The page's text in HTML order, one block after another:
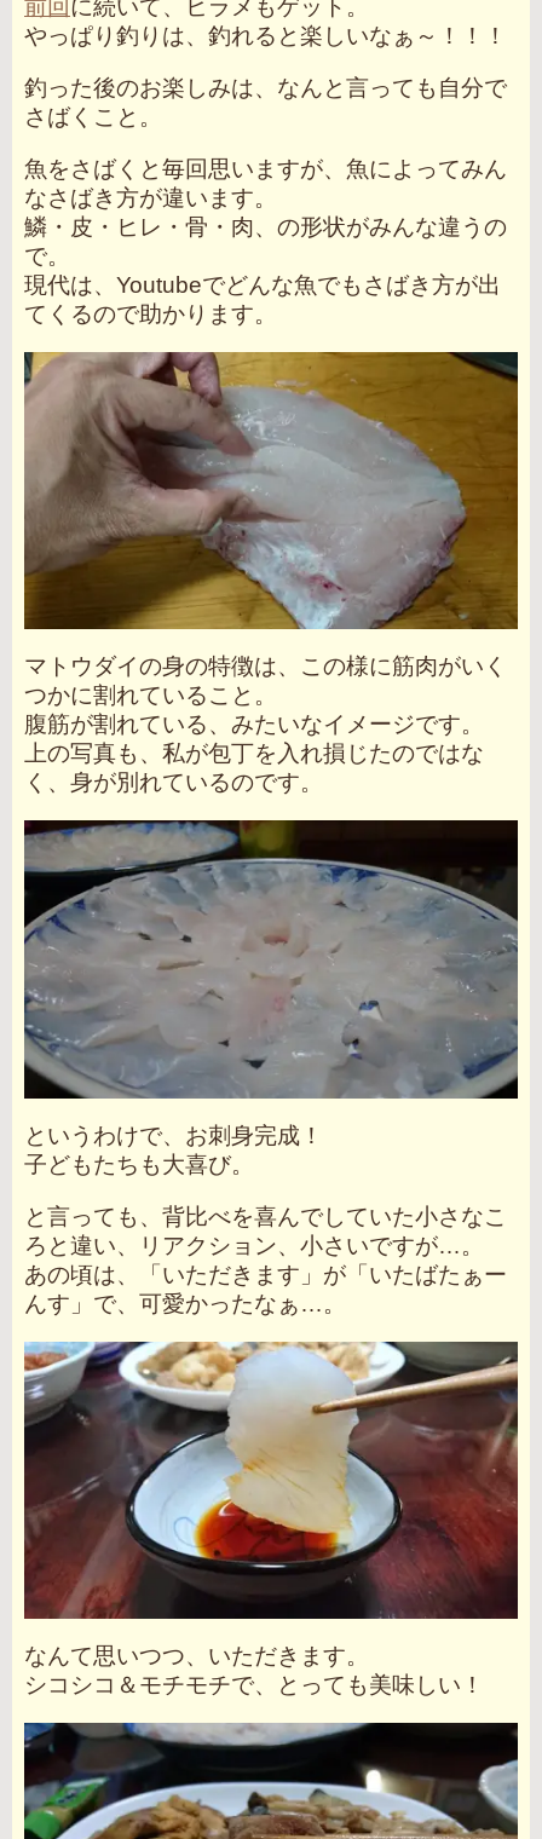
前回 に続いて、ヒラメもゲット。
やっぱり釣りは、釣れると楽しいなぁ～！！！
釣った後のお楽しみは、なんと言っても自分で
さばくこと。
魚をさばくと毎回思いますが、魚によってみん
なさばき方が違います。
鱗・皮・ヒレ・骨・肉、の形状がみんな違うの
で。
現代は、Youtubeでどんな魚でもさばき方が出
てくるので助かります。
マトウダイの身の特徴は、この様に筋肉がいく
つかに割れていること。
腹筋が割れている、みたいなイメージです。
上の写真も、私が包丁を入れ損じたのではな
く、身が別れているのです。
というわけで、お刺身完成！
子どもたちも大喜び。
と言っても、背比べを喜んでしていた小さなこ
ろと違い、リアクション、小さいですが…。
あの頃は、「いただきます」が「いたばたぁー
んす」で、可愛かったなぁ…。
なんて思いつつ、いただきます。
シコシコ＆モチモチで、とっても美味しい！